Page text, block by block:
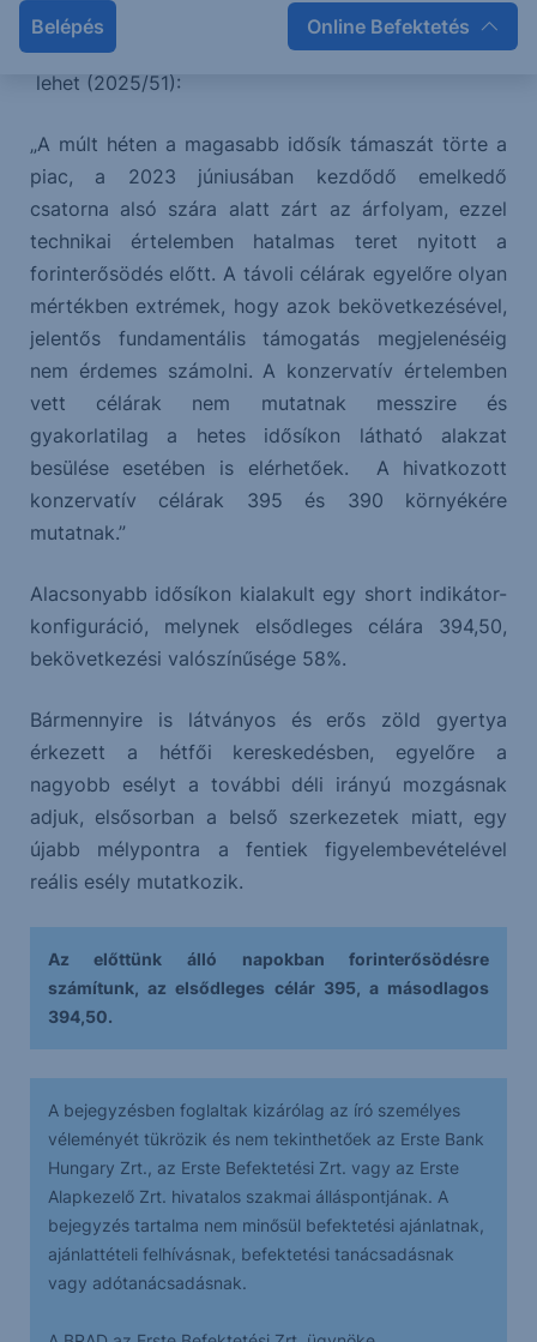
Belépés Online Befektetés
A teljes kép átfogó megértéséhez a korábban tett
megjegyzésünknek most különösen nagy szerepe
lehet (2025/51):
„A múlt héten a magasabb idősík támaszát törte a
piac, a 2023 júniusában kezdődő emelkedő
csatorna alsó szára alatt zárt az árfolyam, ezzel
technikai értelemben hatalmas teret nyitott a
forinterősödés előtt. A távoli célárak egyelőre olyan
mértékben extrémek, hogy azok bekövetkezésével,
jelentős fundamentális támogatás megjelenéséig
nem érdemes számolni. A konzervatív értelemben
vett célárak nem mutatnak messzire és
gyakorlatilag a hetes idősíkon látható alakzat
besülése esetében is elérhetőek. A hivatkozott
konzervatív célárak 395 és 390 környékére
mutatnak.”
Alacsonyabb idősíkon kialakult egy short indikátor-
konfiguráció, melynek elsődleges célára 394,50,
bekövetkezési valószínűsége 58%.
Bármennyire is látványos és erős zöld gyertya
érkezett a hétfői kereskedésben, egyelőre a
nagyobb esélyt a további déli irányú mozgásnak
adjuk, elsősorban a belső szerkezetek miatt, egy
újabb mélypontra a fentiek figyelembevételével
reális esély mutatkozik.
Az előttünk álló napokban forinterősödésre
számítunk, az elsődleges célár 395, a másodlagos
394,50.
A bejegyzésben foglaltak kizárólag az író személyes
véleményét tükrözik és nem tekinthetőek az Erste Bank
Hungary Zrt., az Erste Befektetési Zrt. vagy az Erste
Alapkezelő Zrt. hivatalos szakmai álláspontjának. A
bejegyzés tartalma nem minősül befektetési ajánlatnak,
ajánlattételi felhívásnak, befektetési tanácsadásnak
vagy adótanácsadásnak.